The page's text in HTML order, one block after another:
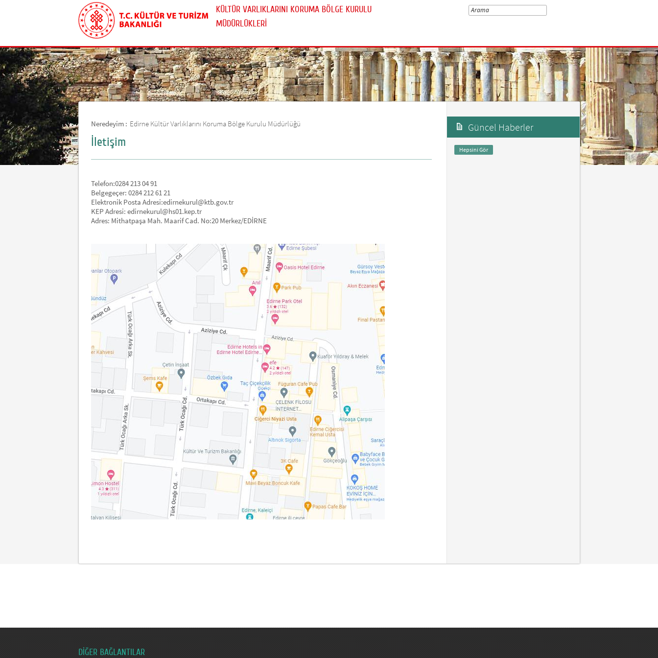
KÜLTÜR VARLIKLARINI KORUMA BÖLGE KURULU
MÜDÜRLÜKLERİ
Neredeyim : Edirne Kültür Varlıklarını Koruma Bölge Kurulu Müdürlüğü
İletişim
Telefon:0284 213 04 91
Belgegeçer: 0284 212 61 21
Elektronik Posta Adresi:edirnekurul@ktb.gov.tr
KEP Adresi: edirnekurul@hs01.kep.tr
Adres: Mithatpaşa Mah. Maarif Cad. No:20 Merkez/EDİRNE
Güncel Haberler
Hepsini Gör
DİĞER BAĞLANTILAR